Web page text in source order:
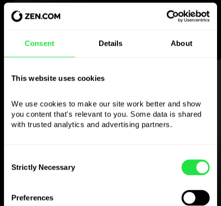
Consent Details About
This website uses cookies
We use cookies to make our site work better and show
you content that's relevant to you. Some data is shared
with trusted analytics and advertising partners.
Selection
Strictly Necessary
Preferences
Siųskite pinigus į užsienį,
nuimkite iš bankomatų be
daugiavaliute kortele
ŽINGSNIS 1
nemokamai
Atsisiųskite programėlę